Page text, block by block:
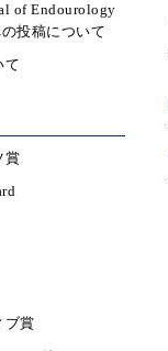
of Endourology
投稿について
て
賞
ブ賞